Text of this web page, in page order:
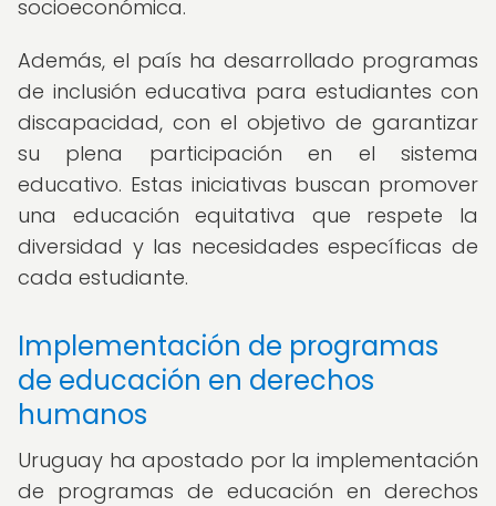
socioeconómica.
Además, el país ha desarrollado programas
de inclusión educativa para estudiantes con
discapacidad, con el objetivo de garantizar
su plena participación en el sistema
educativo. Estas iniciativas buscan promover
una educación equitativa que respete la
diversidad y las necesidades específicas de
cada estudiante.
Implementación de programas
de educación en derechos
humanos
Uruguay ha apostado por la implementación
de programas de educación en derechos